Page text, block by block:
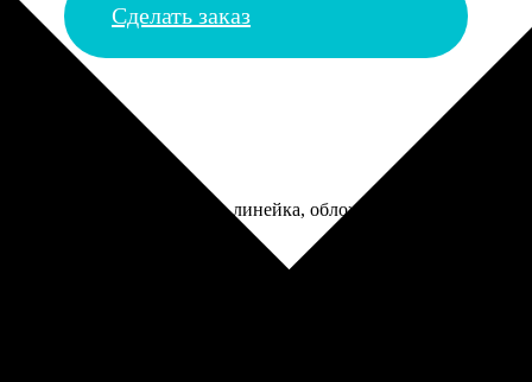
Сделать заказ
Бумага внутри обычная, линейка, обложка приятная на